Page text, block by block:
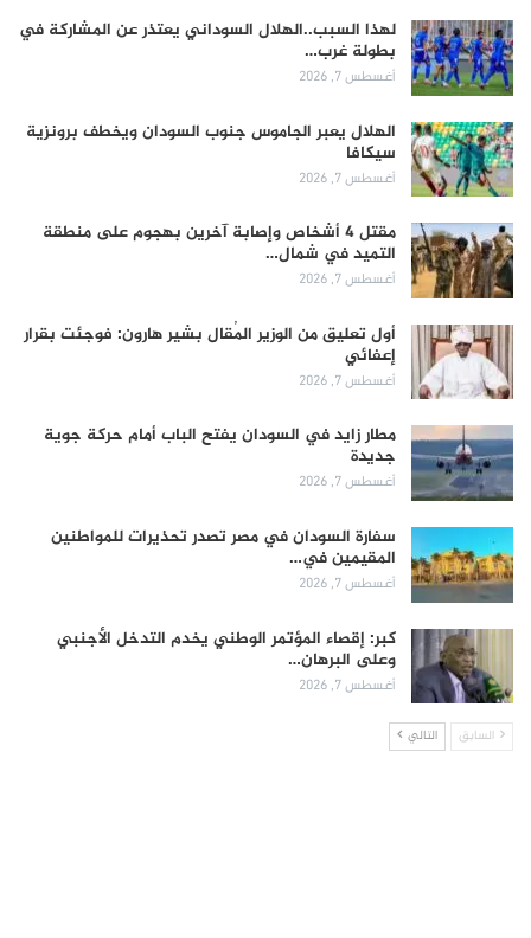
لهذا السبب..الهلال السوداني يعتذر عن المشاركة في
بطولة غرب…
أغسطس 7, 2026
الهلال يعبر الجاموس جنوب السودان ويخطف برونزية
سيكافا
أغسطس 7, 2026
مقتل 4 أشخاص وإصابة آخرين بهجوم على منطقة
التميد في شمال…
أغسطس 7, 2026
أول تعليق من الوزير المُقال بشير هارون: فوجئت بقرار
إعفائي
أغسطس 7, 2026
مطار زايد في السودان يفتح الباب أمام حركة جوية
جديدة
أغسطس 7, 2026
سفارة السودان في مصر تصدر تحذيرات للمواطنين
المقيمين في…
أغسطس 7, 2026
كبر: إقصاء المؤتمر الوطني يخدم التدخل الأجنبي
وعلى البرهان…
أغسطس 7, 2026
السابق التالي